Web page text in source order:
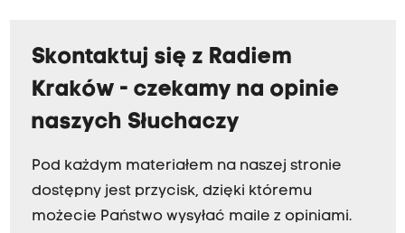
Skontaktuj się z Radiem
Kraków - czekamy na opinie
naszych Słuchaczy
Pod każdym materiałem na naszej stronie
dostępny jest przycisk, dzięki któremu
możecie Państwo wysyłać maile z opiniami.